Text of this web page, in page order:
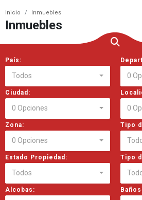
Inicio Inmuebles
Inmuebles
País:
Todos 0
Ciudad:
0 Opciones 0
Zona:
0 Opciones
Tipo
Estado Propiedad:
Todos
Tipo
Alcobas: